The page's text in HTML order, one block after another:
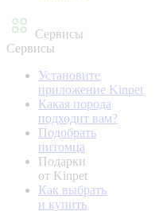
Сервисы
Сервисы
Установите
приложение Kinpet
Какая порода
подходит вам?
Подобрать
питомца
Подарки
от Kinpet
Как выбрать
и купить